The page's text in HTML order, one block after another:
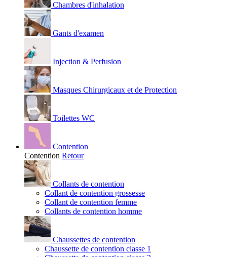
Chambres d'inhalation
Gants d'examen
Injection & Perfusion
Masques Chirurgicaux et de Protection
Toilettes WC
Contention
Contention Retour
Collants de contention
Collant de contention grossesse
Collant de contention femme
Collants de contention homme
Chaussettes de contention
Chaussette de contention classe 1